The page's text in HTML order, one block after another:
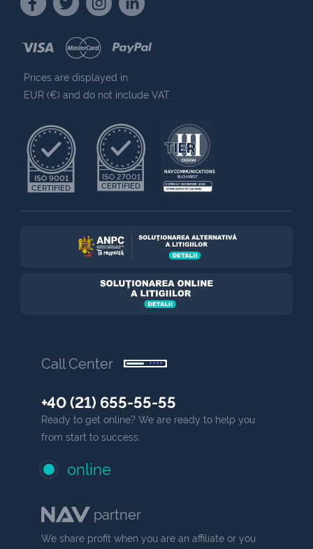
Prices are displayed in
EUR (€) and do not include VAT.
ISO 9001
CERTIFIED
ISO 27001
CERTIFIED
NAV COMMUNICATIONS
BUCHAREST
EXPIRES 7 NOVEMBER 2030
UPTIME INSTITUTE CERTIFIED
Call Center
+40 (21) 655-55-55
Ready to get online? We are ready to help you
from start to success.
online
partner
We share profit when you are an affiliate or you